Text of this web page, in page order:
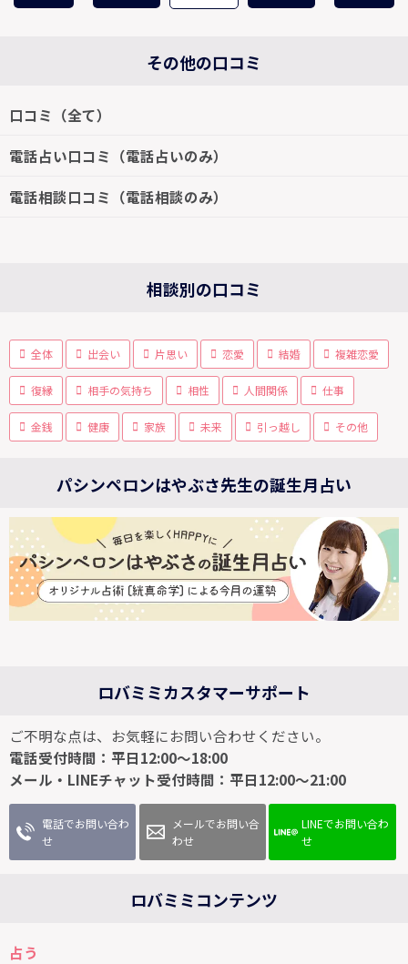
その他の口コミ
口コミ（全て）
電話占い口コミ（電話占いのみ）
電話相談口コミ（電話相談のみ）
相談別の口コミ
全体 出会い 片思い 恋愛 結婚 複雑恋愛
復縁 相手の気持ち 相性 人間関係 仕事
金銭 健康 家族 未来 引っ越し その他
パシンペロンはやぶさ先生の誕生月占い
ロバミミカスタマーサポート
ご不明な点は、お気軽にお問い合わせください。
電話受付時間：平日12:00～18:00
メール・LINEチャット受付時間：平日12:00～21:00
電話でお問い合わ
せ
メールでお問い合
わせ
LINEでお問い合わ
せ
ロバミミコンテンツ
占う